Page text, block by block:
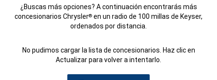
¿Buscas más opciones? A continuación encontrarás más
concesionarios Chrysler® en un radio de 100 millas de Keyser,
ordenados por distancia.
No pudimos cargar la lista de concesionarios. Haz clic en
Actualizar para volver a intentarlo.